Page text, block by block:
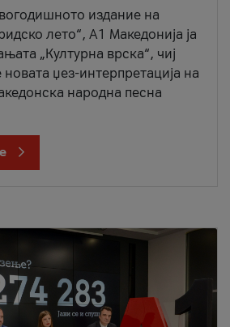
издание на
лето“, А1 Македонија ја
„Културна врска“, чиј
џез-интерпретација на
народна песна